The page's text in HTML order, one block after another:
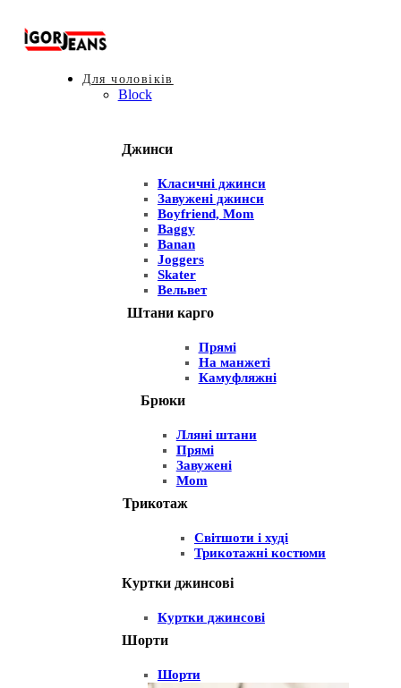
Для чоловіків
Block
Джинси
Класичні джинси
Завужені джинси
Boyfriend, Mom
Baggy
Banan
Joggers
Skater
Вельвет
Штани карго
Прямі
На манжеті
Камуфляжні
Брюки
Лляні штани
Прямі
Завужені
Mom
Трикотаж
Світшоти і худі
Трикотажні костюми
Куртки джинсові
Куртки джинсові
Шорти
Шорти